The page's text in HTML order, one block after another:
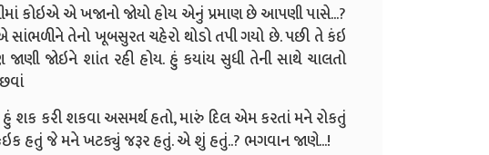
કોઇએ એ ખજાનો જોયો હોય એનું પ્રમાણ છે આપણી પાસે...?
સાંભળીને તેનો ખૂબસુરત ચહેરો થોડો તપી ગયો છે. પછી તે કંઇ
જોઇને શાંત રહી હોય. હું કયાંય સુધી તેની સાથે ચાલતો
હું શક કરી શકવા અસમર્થ હતો, મારું દિલ એમ કરતાં મને રોકતું
હતું જે મને ખટક્યું જરૂર હતું. એ શું હતું..? ભગવાન જાણે...!